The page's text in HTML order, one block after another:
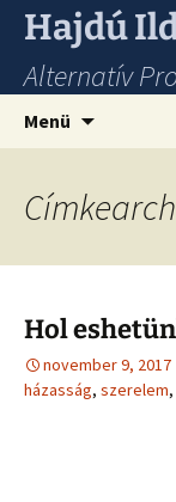
Hajdú
Alternatív
Menü
Hol
november 9, 2017
házasság, szerelem,